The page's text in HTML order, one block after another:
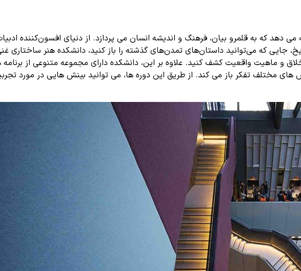
می دهد که به قلمرو بیان، فرهنگ و اندیشه انسان می پردازد. از دنیای افسون‌کننده
جایی که می‌توانید داستان‌های تمدن‌های گذشته را باز کنید، دانشکده هنر ساختاری
و ماهیت واقعیت کشف کنید. علاوه بر این، دانشکده دارای مجموعه متنوعی از
های مختلف تفکر باز می کند. از طریق این دوره ها، می توانید بینش هایی در مورد